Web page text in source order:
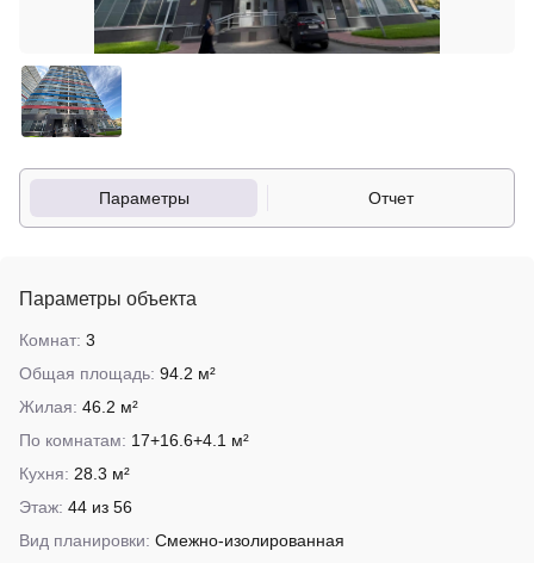
Параметры Отчет
Параметры объекта
Комнат: 3
Общая площадь: 94.2 м²
Жилая: 46.2 м²
По комнатам: 17+16.6+4.1 м²
Кухня: 28.3 м²
Этаж: 44 из 56
Вид планировки: Смежно-изолированная